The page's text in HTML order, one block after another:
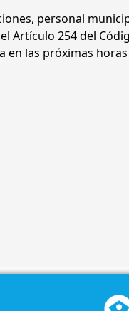
personal
Artículo 254 del
en las próximas